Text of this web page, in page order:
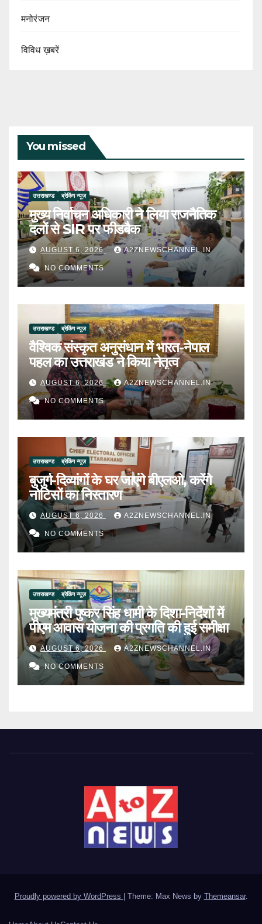
मनोरंजन
विविध ख़बरें
You missed
उत्तराखण्ड ब्रेकिंग न्यूज़
मुख्य निर्वाचन अधिकारी ने लिया राजनैतिक
दलों से SIR पर फीडबैक
AUGUST 6, 2026 A2ZNEWSCHANNEL.IN
NO COMMENTS
उत्तराखण्ड ब्रेकिंग न्यूज़
वैश्विक संस्कृत अनुसंधान में भारत-नेपाल
पहल का उत्तराखंड ने किया नेतृत्व
AUGUST 6, 2026 A2ZNEWSCHANNEL.IN
NO COMMENTS
उत्तराखण्ड ब्रेकिंग न्यूज़
बुजुर्ग-दिव्यांगों के घर जाएंगे बीएलओ, करेंगे
नोटिसों का निस्तारण
AUGUST 6, 2026 A2ZNEWSCHANNEL.IN
NO COMMENTS
उत्तराखण्ड ब्रेकिंग न्यूज़
मुख्यमंत्री पुष्कर सिंह धामी के दिशा-निर्देशों में
पीएम आवास योजना की प्रगति की हुई समीक्षा
AUGUST 6, 2026 A2ZNEWSCHANNEL.IN
NO COMMENTS
Proudly powered by WordPress Theme: Max News by Themeansar.